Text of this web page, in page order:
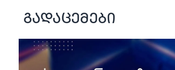
გადაცემები